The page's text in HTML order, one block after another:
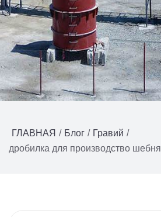
ГЛАВНАЯ / Блог / Гравий /
дробилка для производство шебня